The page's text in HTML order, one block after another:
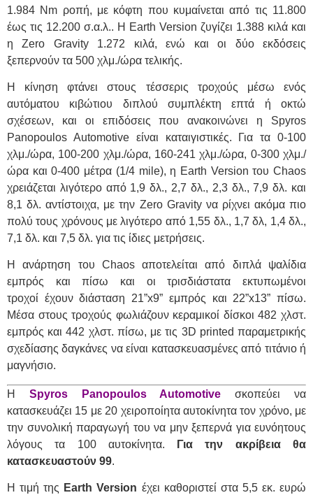
1.984 Nm ροπή, με κόφτη που κυμαίνεται από τις 11.800
έως τις 12.200 σ.α.λ.. Η Earth Version ζυγίζει 1.388 κιλά και
η Zero Gravity 1.272 κιλά, ενώ και οι δύο εκδόσεις
ξεπερνούν τα 500 χλμ./ώρα τελικής.
Η κίνηση φτάνει στους τέσσερις τροχούς μέσω ενός
αυτόματου κιβώτιου διπλού συμπλέκτη επτά ή οκτώ
σχέσεων, και οι επιδόσεις που ανακοινώνει η Spyros
Panopoulos Automotive είναι καταιγιστικές. Για τα 0-100
χλμ./ώρα, 100-200 χλμ./ώρα, 160-241 χλμ./ώρα, 0-300 χλμ./
ώρα και 0-400 μέτρα (1/4 mile), η Earth Version του Chaos
χρειάζεται λιγότερο από 1,9 δλ., 2,7 δλ., 2,3 δλ., 7,9 δλ. και
8,1 δλ. αντίστοιχα, με την Zero Gravity να ρίχνει ακόμα πιο
πολύ τους χρόνους με λιγότερο από 1,55 δλ., 1,7 δλ, 1,4 δλ.,
7,1 δλ. και 7,5 δλ. για τις ίδιες μετρήσεις.
Η ανάρτηση του Chaos αποτελείται από διπλά ψαλίδια
εμπρός και πίσω και οι τρισδιάστατα εκτυπωμένοι
τροχοί έχουν διάσταση 21”x9” εμπρός και 22”x13” πίσω.
Μέσα στους τροχούς φωλιάζουν κεραμικοί δίσκοι 482 χλστ.
εμπρός και 442 χλστ. πίσω, με τις 3D printed παραμετρικής
σχεδίασης δαγκάνες να είναι κατασκευασμένες από τιτάνιο ή
μαγνήσιο.
Η Spyros Panopoulos Automotive σκοπεύει να
κατασκευάζει 15 με 20 χειροποίητα αυτοκίνητα τον χρόνο, με
την συνολική παραγωγή του να μην ξεπερνά για ευνόητους
λόγους τα 100 αυτοκίνητα.
Για την ακρίβεια θα
κατασκευαστούν 99.
Η τιμή της Earth Version έχει καθοριστεί στα 5,5 εκ. ευρώ